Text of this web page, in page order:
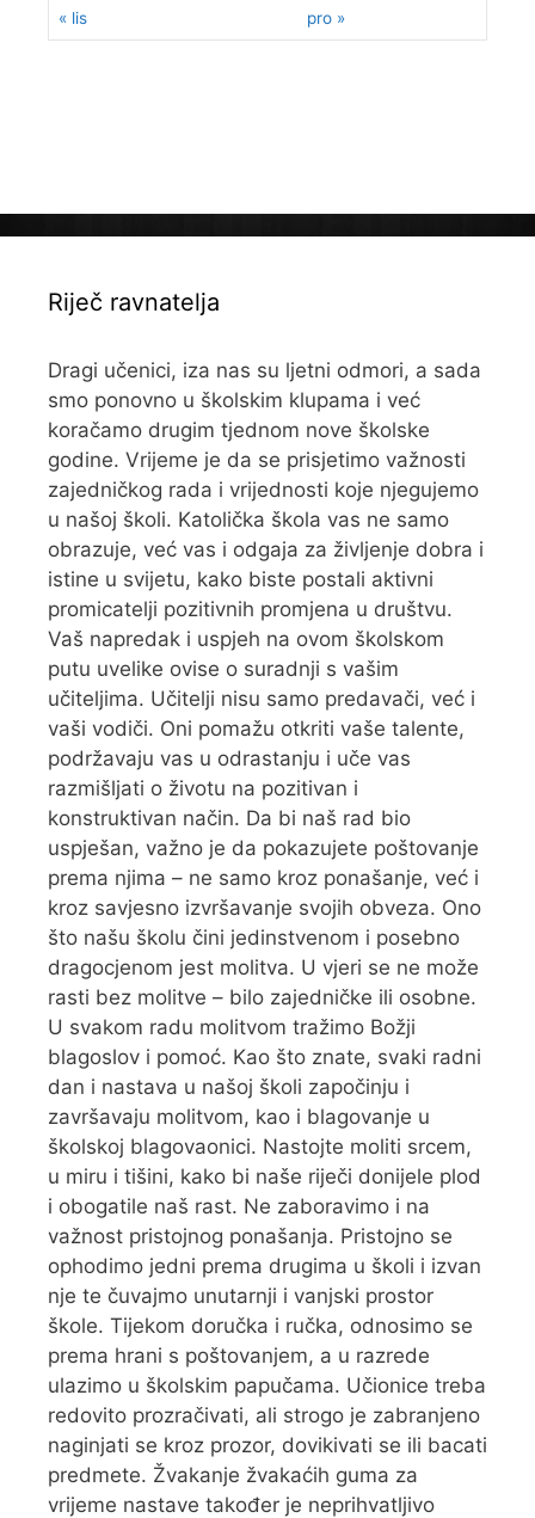
« lis pro »
Riječ ravnatelja
Dragi učenici, iza nas su ljetni odmori, a sada
smo ponovno u školskim klupama i već
koračamo drugim tjednom nove školske
godine. Vrijeme je da se prisjetimo važnosti
zajedničkog rada i vrijednosti koje njegujemo
u našoj školi. Katolička škola vas ne samo
obrazuje, već vas i odgaja za življenje dobra i
istine u svijetu, kako biste postali aktivni
promicatelji pozitivnih promjena u društvu.
Vaš napredak i uspjeh na ovom školskom
putu uvelike ovise o suradnji s vašim
učiteljima. Učitelji nisu samo predavači, već i
vaši vodiči. Oni pomažu otkriti vaše talente,
podržavaju vas u odrastanju i uče vas
razmišljati o životu na pozitivan i
konstruktivan način. Da bi naš rad bio
uspješan, važno je da pokazujete poštovanje
prema njima – ne samo kroz ponašanje, već i
kroz savjesno izvršavanje svojih obveza. Ono
što našu školu čini jedinstvenom i posebno
dragocjenom jest molitva. U vjeri se ne može
rasti bez molitve – bilo zajedničke ili osobne.
U svakom radu molitvom tražimo Božji
blagoslov i pomoć. Kao što znate, svaki radni
dan i nastava u našoj školi započinju i
završavaju molitvom, kao i blagovanje u
školskoj blagovaonici. Nastojte moliti srcem,
u miru i tišini, kako bi naše riječi donijele plod
i obogatile naš rast. Ne zaboravimo i na
važnost pristojnog ponašanja. Pristojno se
ophodimo jedni prema drugima u školi i izvan
nje te čuvajmo unutarnji i vanjski prostor
škole. Tijekom doručka i ručka, odnosimo se
prema hrani s poštovanjem, a u razrede
ulazimo u školskim papučama. Učionice treba
redovito prozračivati, ali strogo je zabranjeno
naginjati se kroz prozor, dovikivati se ili bacati
predmete. Žvakanje žvakaćih guma za
vrijeme nastave također je neprihvatljivo